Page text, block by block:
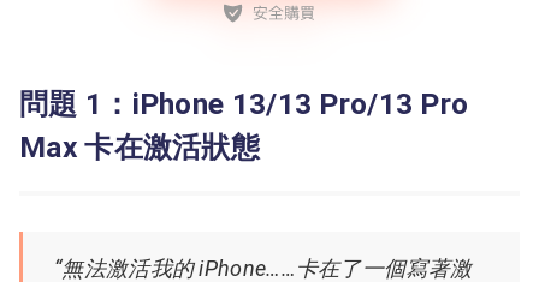
問題 1：iPhone 13/13 Pro/13 Pro
Max 卡在激活狀態
“無法激活我的 iPhone……卡在了一個寫著激